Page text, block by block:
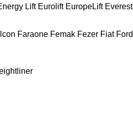
Lift Eurolift EuropeLift Everest
Faraone Femak Fezer Fiat Ford